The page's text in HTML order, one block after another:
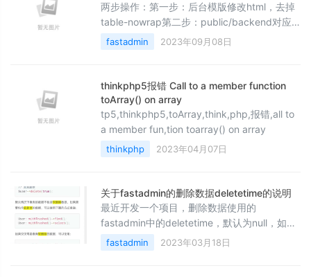
两步操作：第一步：后台模版修改html，去掉
table-nowrap第二步：public/backend对应js
中设置宽度。
fastadmin 2023年09月08日
thinkphp5报错 Call to a member function
toArray() on array
tp5,thinkphp5,toArray,think,php,报错,all to
a member fun,tion toarray() on array
thinkphp 2023年04月07日
关于fastadmin的删除数据deletetime的说明
最近开发一个项目，删除数据使用的
fastadmin中的deletetime，默认为null，如果
删除的话，deletetime为时间戳。针对这个功
能，在前端用户删除数据的时候，我在做项目
fastadmin 2023年03月18日